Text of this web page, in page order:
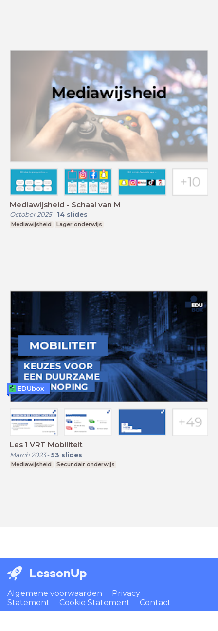
Mediawijsheid - Schaal van M
October 2025- 14 slides
Mediawijsheid Lager onderwijs
Les 1 VRT Mobiliteit
March 2023- 53 slides
Mediawijsheid Secundair onderwijs
EDUbox
LessonUp
Algemene voorwaarden
Privacy
Statement
Cookie Statement Contact